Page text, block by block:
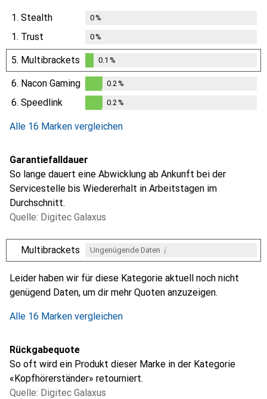
1. Stealth 0%
1. Trust 0%
5. Multibrackets
0.1%
0.1 %
6. Nacon Gaming
0.2%
0.2 %
6. Speedlink 0.2 %
Alle 16 Marken vergleichen
Garantiefalldauer
So lange dauert eine Abwicklung ab Ankunft bei der
Servicestelle bis Wiedererhalt in Arbeitstagen im
Durchschnitt.
Quelle: Digitec Galaxus
Multibrackets Ungenügende Daten i
Leider haben wir für diese Kategorie aktuell noch nicht
genügend Daten, um dir mehr Quoten anzuzeigen.
Alle 16 Marken vergleichen
Rückgabequote
So oft wird ein Produkt dieser Marke in der Kategorie
«Kopfhörerständer» retourniert.
Quelle: Digitec Galaxus